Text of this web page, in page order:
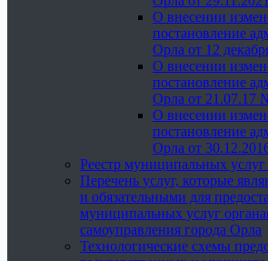
О внесении
постановление
Орла от 12
О внесении
постановление
Орла от 21.07.17
О внесении
постановление
Орла от
Реестр муниципальных
Перечень услуг, которые
и обязательными для
муниципальных услуг
самоуправления города Орла
Технологические схемы